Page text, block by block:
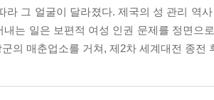
그 얼굴이 달라졌다. 제국의 성 관리 역
는 일은 보편적 여성 인권 문제를 정면으
의 매춘업소를 거쳐, 제2차 세계대전 종전